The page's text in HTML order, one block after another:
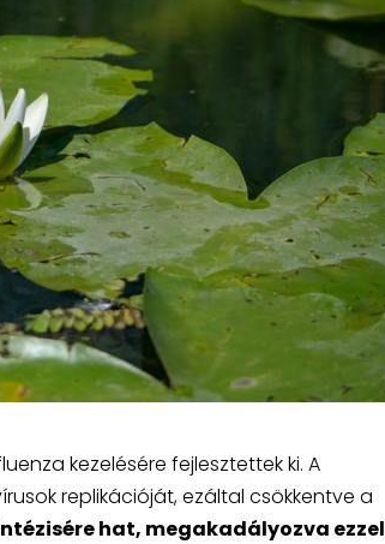
kezelésére fejlesztettek ki. A
replikációját, ezáltal csökkentve a
hat, megakadályozva ezzel